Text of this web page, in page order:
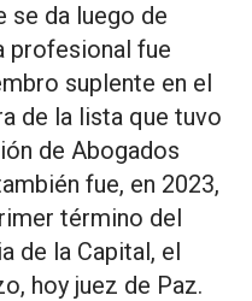
se da luego de
profesional fue
suplente en el
de la lista que tuvo
de Abogados
fue, en 2023,
término del
de la Capital, el
hoy juez de Paz.